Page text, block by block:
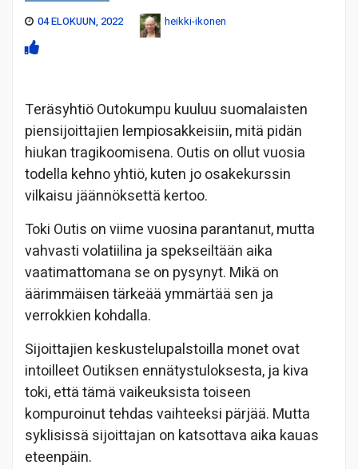
04 ELOKUUN, 2022
heikki-ikonen
Teräsyhtiö Outokumpu kuuluu suomalaisten
piensijoittajien lempiosakkeisiin, mitä pidän
hiukan tragikoomisena. Outis on ollut vuosia
todella kehno yhtiö, kuten jo osakekurssin
vilkaisu jäännöksettä kertoo.
Toki Outis on viime vuosina parantanut, mutta
vahvasti volatiilina ja spekseiltään aika
vaatimattomana se on pysynyt. Mikä on
äärimmäisen tärkeää ymmärtää sen ja
verrokkien kohdalla.
Sijoittajien keskustelupalstoilla monet ovat
intoilleet Outiksen ennätystuloksesta, ja kiva
toki, että tämä vaikeuksista toiseen
kompuroinut tehdas vaihteeksi pärjää. Mutta
syklisissä sijoittajan on katsottava aika kauas
eteenpäin.